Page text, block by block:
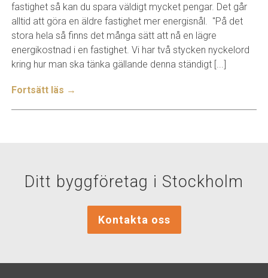
fastighet så kan du spara väldigt mycket pengar. Det går
alltid att göra en äldre fastighet mer energisnål. "På det
stora hela så finns det många sätt att nå en lägre
energikostnad i en fastighet. Vi har två stycken nyckelord
kring hur man ska tänka gällande denna ständigt [...]
Fortsätt läs →
Ditt byggföretag i Stockholm
Kontakta oss